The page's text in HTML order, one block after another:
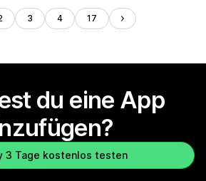
3 4 17
du eine App
3 Tage kostenlos testen